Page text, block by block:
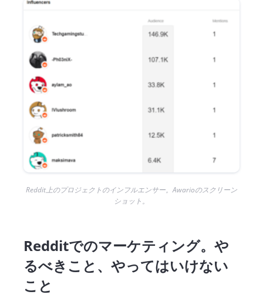
Reddit上のプロジェクトのインフルエンサー。Awarioのスクリーン
ショット。
Redditでのマーケティング。や
るべきこと、やってはいけない
こと